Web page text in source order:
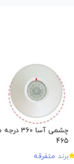
465
برند متفرقه